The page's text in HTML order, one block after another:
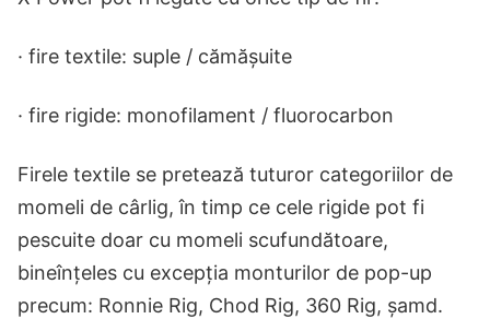
· fire textile: suple / cămășuite
· fire rigide: monofilament / fluorocarbon
Firele textile se pretează tuturor categoriilor de
momeli de cârlig, în timp ce cele rigide pot fi
pescuite doar cu momeli scufundătoare,
bineînțeles cu excepția monturilor de pop-up
precum: Ronnie Rig, Chod Rig, 360 Rig, șamd.